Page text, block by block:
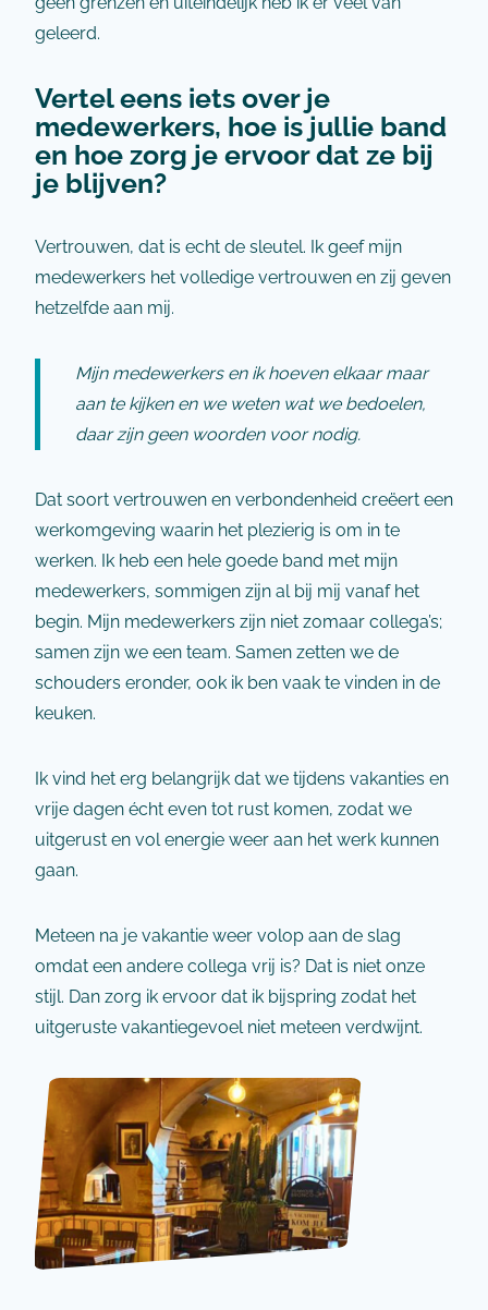
geleerd.
Vertel eens iets over je
medewerkers, hoe is jullie band
en hoe zorg je ervoor dat ze bij
je blijven?
Vertrouwen, dat is echt de sleutel. Ik geef mijn
medewerkers het volledige vertrouwen en zij geven
hetzelfde aan mij.
Mijn medewerkers en ik hoeven elkaar maar
aan te kijken en we weten wat we bedoelen,
daar zijn geen woorden voor nodig.
Dat soort vertrouwen en verbondenheid creëert een
werkomgeving waarin het plezierig is om in te
werken. Ik heb een hele goede band met mijn
medewerkers, sommigen zijn al bij mij vanaf het
begin. Mijn medewerkers zijn niet zomaar collega’s;
samen zijn we een team. Samen zetten we de
schouders eronder, ook ik ben vaak te vinden in de
keuken.
Ik vind het erg belangrijk dat we tijdens vakanties en
vrije dagen écht even tot rust komen, zodat we
uitgerust en vol energie weer aan het werk kunnen
gaan.
Meteen na je vakantie weer volop aan de slag
omdat een andere collega vrij is? Dat is niet onze
stijl. Dan zorg ik ervoor dat ik bijspring zodat het
uitgeruste vakantiegevoel niet meteen verdwijnt.